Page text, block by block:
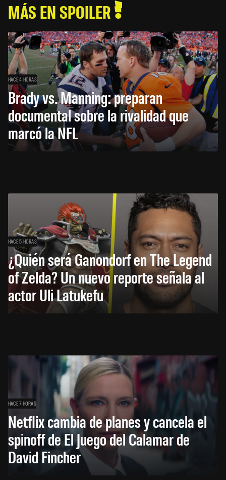
MÁS EN SPOILER
HACE 4 HORAS
Brady vs. Manning: preparan
documental sobre la rivalidad que
marcó la NFL
HACE 5 HORAS
¿Quién será Ganondorf en The Legend
of Zelda? Un nuevo reporte señala al
actor Uli Latukefu
HACE 7 HORAS
Netflix cambia de planes y cancela el
spinoff de El Juego del Calamar de
David Fincher